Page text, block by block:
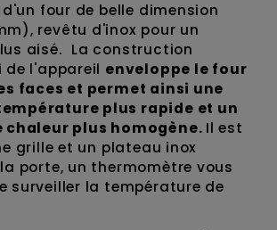
four de belle dimension
revêtu d'inox pour un
aisé. La construction
de l'appareil enveloppe le four
faces et permet ainsi une
plus rapide et un
plus homogène. Il est
grille et un plateau inox
porte, un thermomètre vous
surveiller la température de